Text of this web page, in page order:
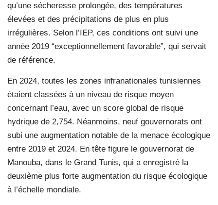
qu’une sécheresse prolongée, des températures
élevées et des précipitations de plus en plus
irrégulières. Selon l’IEP, ces conditions ont suivi une
année 2019 “exceptionnellement favorable”, qui servait
de référence.
En 2024, toutes les zones infranationales tunisiennes
étaient classées à un niveau de risque moyen
concernant l’eau, avec un score global de risque
hydrique de 2,754. Néanmoins, neuf gouvernorats ont
subi une augmentation notable de la menace écologique
entre 2019 et 2024. En tête figure le gouvernorat de
Manouba, dans le Grand Tunis, qui a enregistré la
deuxième plus forte augmentation du risque écologique
à l’échelle mondiale.